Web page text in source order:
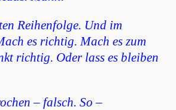
Reihenfolge. Und im
es richtig. Mach es zum
richtig. Oder lass es bleiben
– falsch. So –